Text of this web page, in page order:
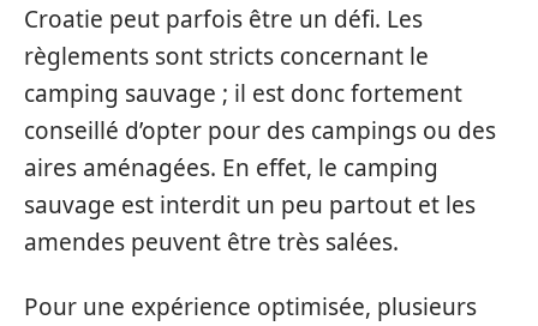
Croatie peut parfois être un défi. Les
règlements sont stricts concernant le
camping sauvage ; il est donc fortement
conseillé d’opter pour des campings ou des
aires aménagées. En effet, le camping
sauvage est interdit un peu partout et les
amendes peuvent être très salées.
Pour une expérience optimisée, plusieurs